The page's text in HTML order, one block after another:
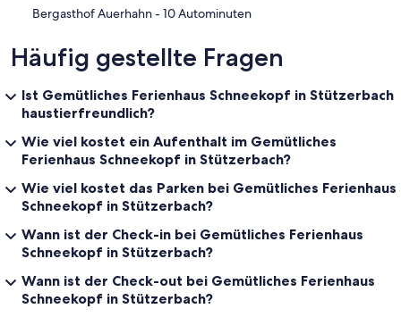
‪Bergasthof Auerhahn - ‬10 Autominuten
Häufig gestellte Fragen
Ist Gemütliches Ferienhaus Schneekopf in Stützerbach
haustierfreundlich?
Wie viel kostet ein Aufenthalt im Gemütliches
Ferienhaus Schneekopf in Stützerbach?
Wie viel kostet das Parken bei Gemütliches Ferienhaus
Schneekopf in Stützerbach?
Wann ist der Check-in bei Gemütliches Ferienhaus
Schneekopf in Stützerbach?
Wann ist der Check-out bei Gemütliches Ferienhaus
Schneekopf in Stützerbach?